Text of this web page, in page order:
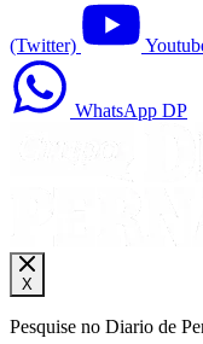
(Twitter)
WhatsApp DP
X
Pesquise no Diario de